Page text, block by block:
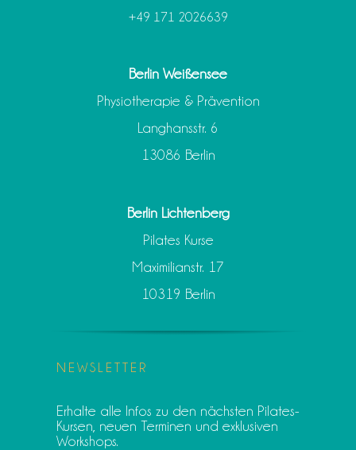
+49 171 2026639
Berlin Weißensee
Physiotherapie & Prävention
Langhansstr. 6
13086 Berlin
Berlin Lichtenberg
Pilates Kurse
Maximilianstr. 17
10319 Berlin
NEWSLETTER
Erhalte alle Infos zu den nächsten Pilates-
Kursen, neuen Terminen und exklusiven
Workshops.